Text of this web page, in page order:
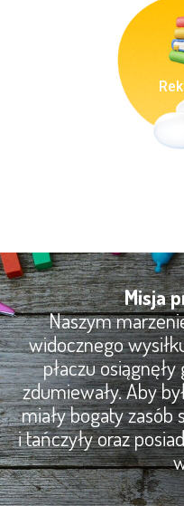
Misja
Naszym
widocznego
płaczu
zdumiewały. Aby
miały bogaty zasób
i tańczyły oraz